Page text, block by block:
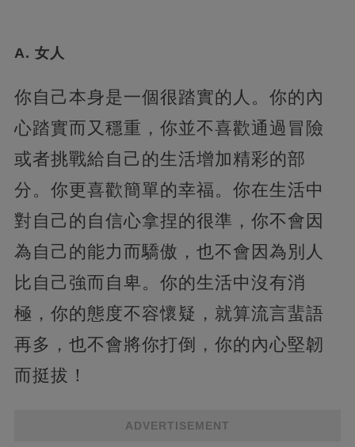
A. 女人
你自己本身是一個很踏實的人。你的內
心踏實而又穩重，你並不喜歡通過冒險
或者挑戰給自己的生活增加精彩的部
分。你更喜歡簡單的幸福。你在生活中
對自己的自信心拿捏的很準，你不會因
為自己的能力而驕傲，也不會因為別人
比自己強而自卑。你的生活中沒有消
極，你的態度不容懷疑，就算流言蜚語
再多，也不會將你打倒，你的內心堅韌
而挺拔！
ADVERTISEMENT